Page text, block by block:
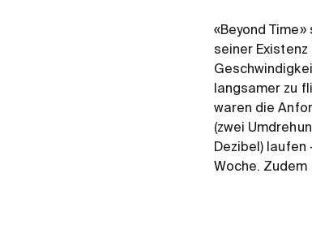
«Beyond
seiner
langsamer zu
waren die
(zwei
Dezibel) laufen
Woche.